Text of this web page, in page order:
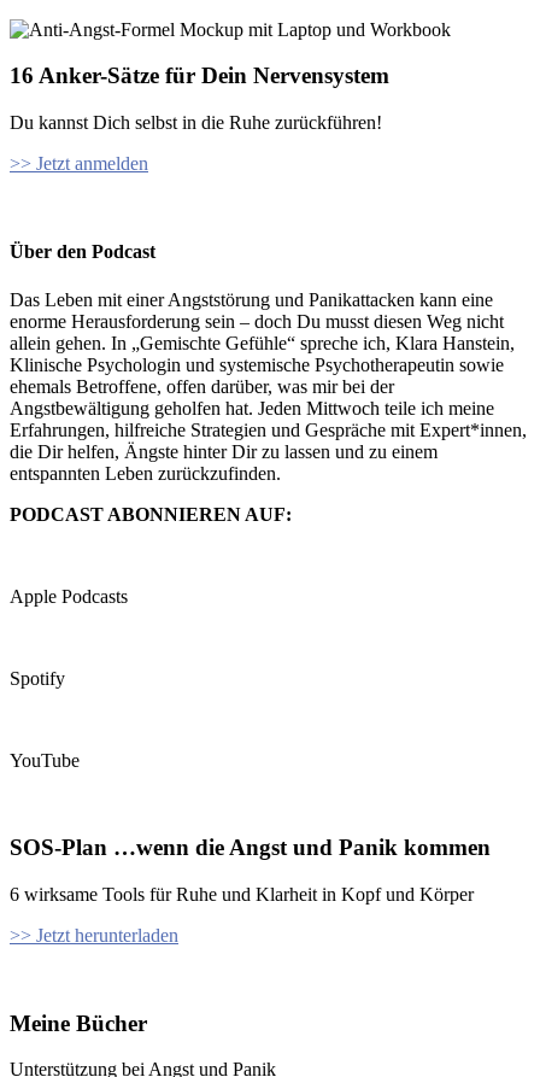
16 Anker-Sätze für Dein Nervensystem
Du kannst Dich selbst in die Ruhe zurückführen!
>> Jetzt anmelden
Über den Podcast
Das Leben mit einer Angststörung und Panikattacken kann eine
enorme Herausforderung sein – doch Du musst diesen Weg nicht
allein gehen. In „Gemischte Gefühle“ spreche ich, Klara Hanstein,
Klinische Psychologin und systemische Psychotherapeutin sowie
ehemals Betroffene, offen darüber, was mir bei der
Angstbewältigung geholfen hat. Jeden Mittwoch teile ich meine
Erfahrungen, hilfreiche Strategien und Gespräche mit Expert*innen,
die Dir helfen, Ängste hinter Dir zu lassen und zu einem
entspannten Leben zurückzufinden.
PODCAST ABONNIEREN AUF:
Apple Podcasts
Spotify
YouTube
SOS-Plan …wenn die Angst und Panik kommen
6 wirksame Tools für Ruhe und Klarheit in Kopf und Körper
>> Jetzt herunterladen
Meine Bücher
Unterstützung bei Angst und Panik